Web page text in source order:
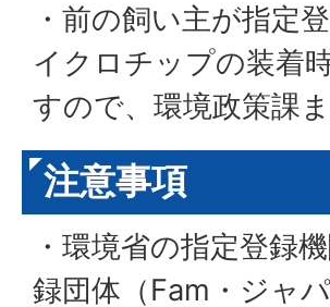
・前の飼い主が指定
イクロチップの装着
すので、環境政策課
注意事項
・環境省の指定登録
録団体（Fam・ジャ